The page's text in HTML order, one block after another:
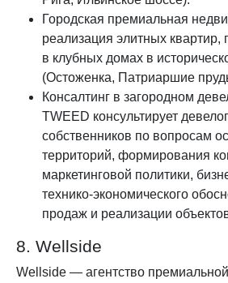
Городская премиальная
реализация элитных квартир,
в клубных домах в
(Остоженка, Патриаршие
Консалтинг в загородном
TWEED консультирует
собственников по вопросам
территорий, формирования
маркетинговой политики,
технико-экономического
продаж и реализации
8. Wellside
Wellside — агентство